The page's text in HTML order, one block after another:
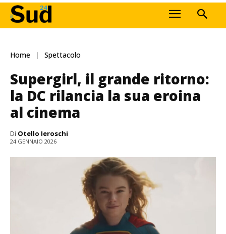
Home Spettacolo
Supergirl, il grande ritorno:
la DC rilancia la sua eroina
al cinema
Di Otello Ieroschi
24 GENNAIO 2026